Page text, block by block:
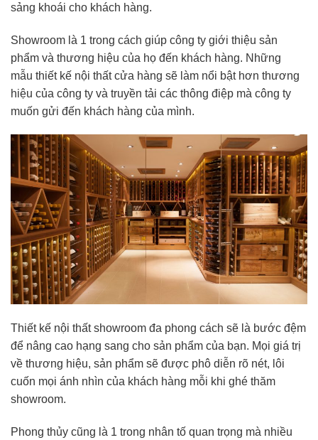
sảng khoái cho khách hàng.
Showroom là 1 trong cách giúp công ty giới thiệu sản
phẩm và thương hiệu của họ đến khách hàng. Những
mẫu thiết kế nội thất cửa hàng sẽ làm nổi bật hơn thương
hiệu của công ty và truyền tải các thông điệp mà công ty
muốn gửi đến khách hàng của mình.
Thiết kế nội thất showroom đa phong cách sẽ là bước đệm
để nâng cao hạng sang cho sản phẩm của bạn. Mọi giá trị
về thương hiệu, sản phẩm sẽ được phô diễn rõ nét, lôi
cuốn mọi ánh nhìn của khách hàng mỗi khi ghé thăm
showroom.
Phong thủy cũng là 1 trong nhân tố quan trọng mà nhiều